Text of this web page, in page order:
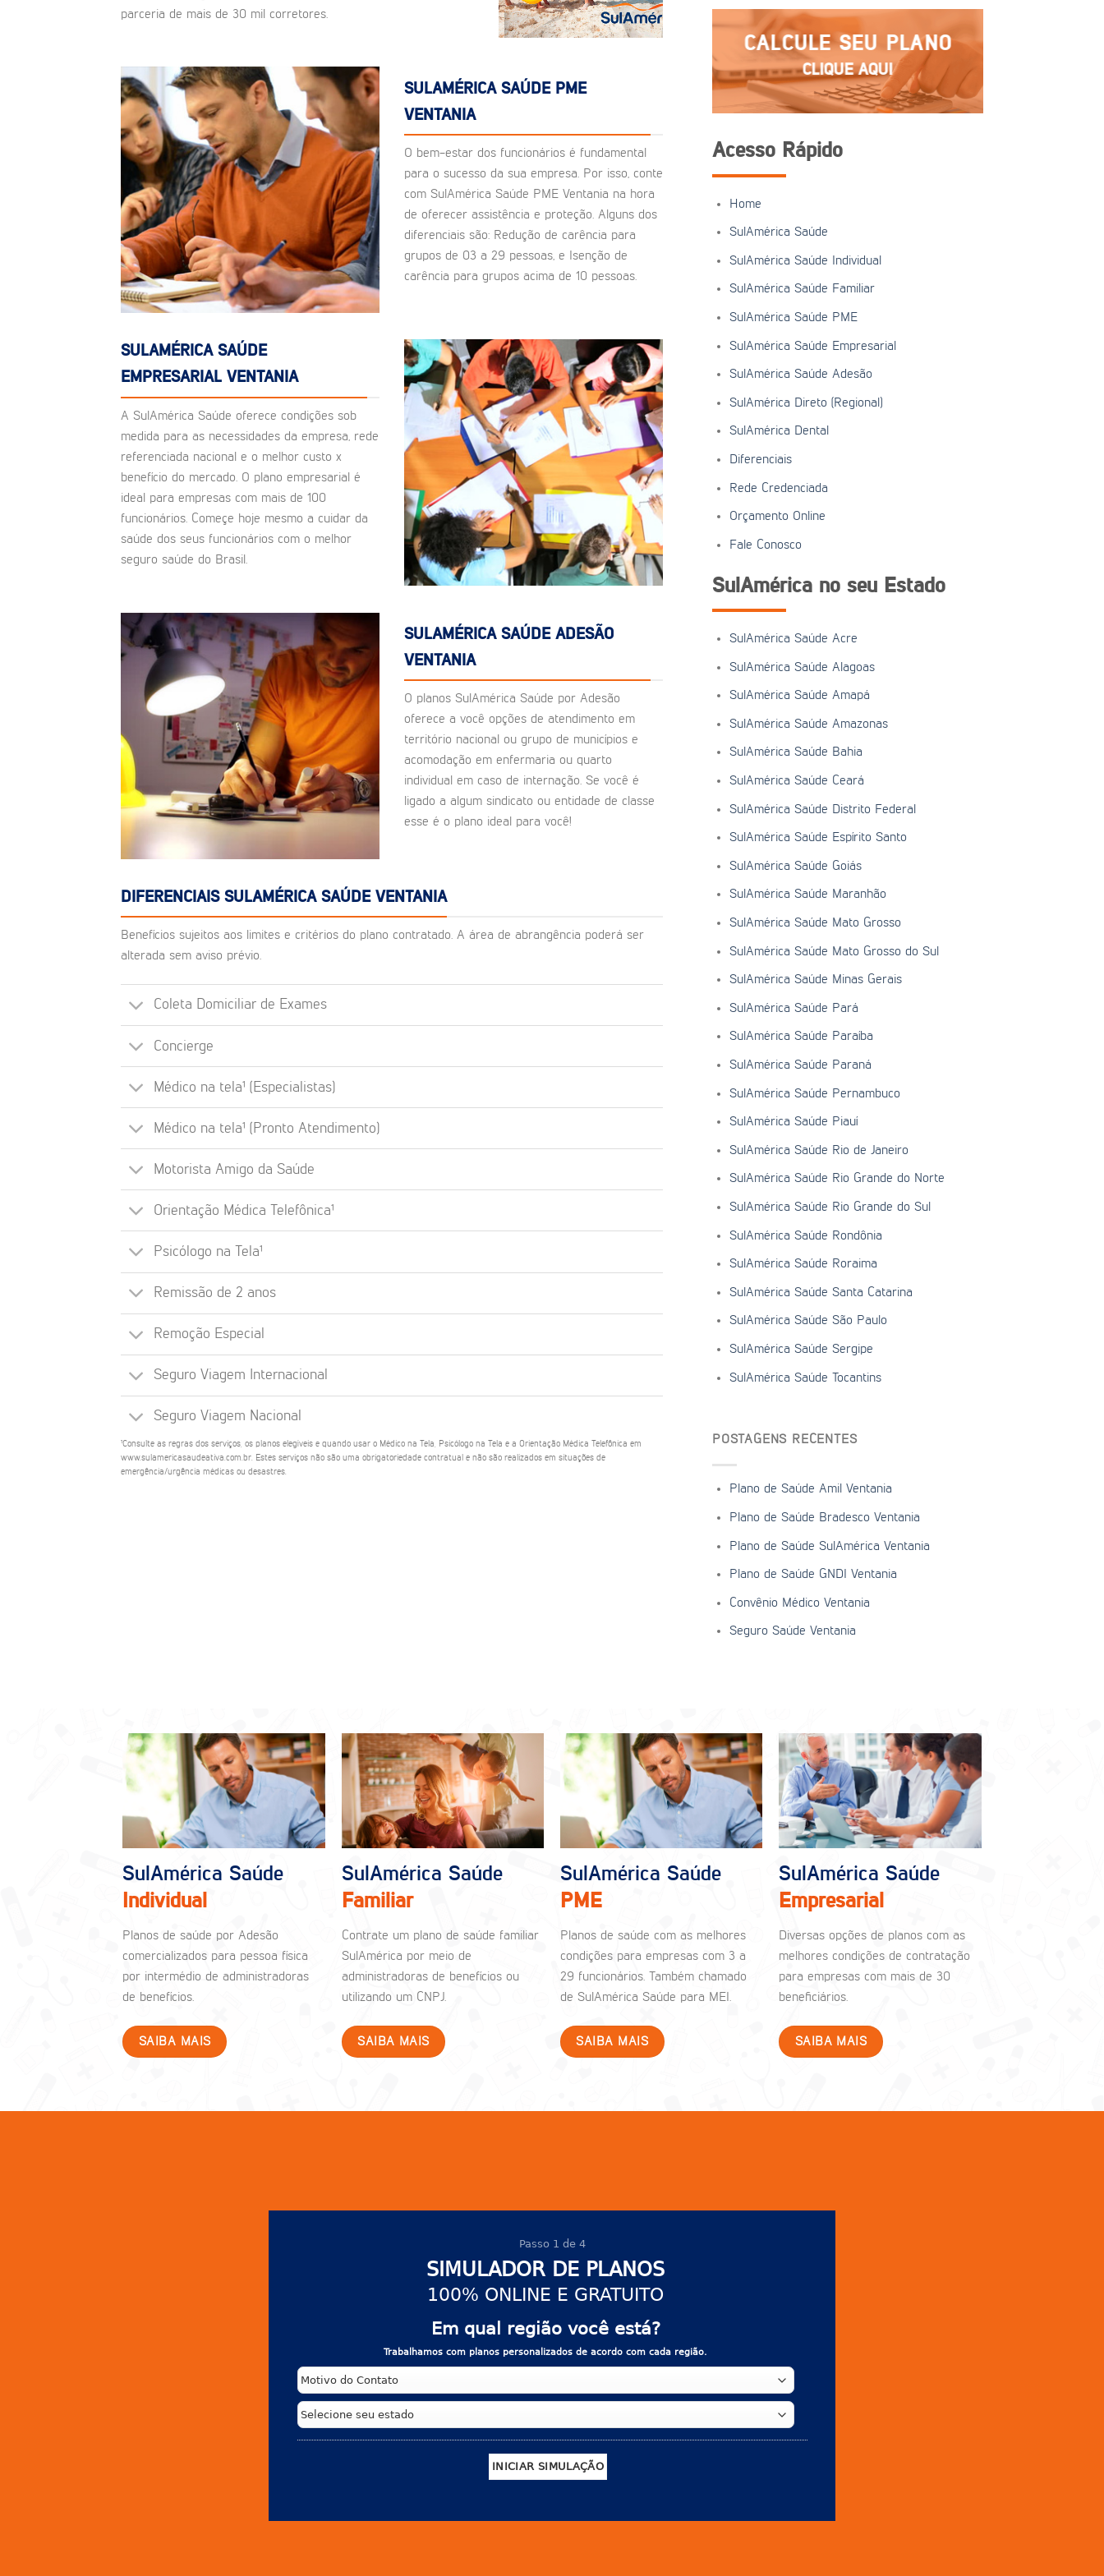
parceria de mais de 30 mil corretores.
SULAMÉRICA SAÚDE PME
VENTANIA
O bem-estar dos funcionários é fundamental
para o sucesso da sua empresa. Por isso, conte
com SulAmérica Saúde PME Ventania na hora
de oferecer assistência e proteção. Alguns dos
diferenciais são: Redução de carência para
grupos de 03 a 29 pessoas, e Isenção de
carência para grupos acima de 10 pessoas.
SULAMÉRICA SAÚDE
EMPRESARIAL VENTANIA
A SulAmérica Saúde oferece condições sob
medida para as necessidades da empresa, rede
referenciada nacional e o melhor custo x
benefício do mercado. O plano empresarial é
ideal para empresas com mais de 100
funcionários. Começe hoje mesmo a cuidar da
saúde dos seus funcionários com o melhor
seguro saúde do Brasil.
SULAMÉRICA SAÚDE ADESÃO
VENTANIA
O planos SulAmérica Saúde por Adesão
oferece a você opções de atendimento em
território nacional ou grupo de municípios e
acomodação em enfermaria ou quarto
individual em caso de internação. Se você é
ligado a algum sindicato ou entidade de classe
esse é o plano ideal para você!
DIFERENCIAIS SULAMÉRICA SAÚDE VENTANIA
Benefícios sujeitos aos limites e critérios do plano contratado. A área de abrangência poderá ser
alterada sem aviso prévio.
Coleta Domiciliar de Exames
Concierge
Médico na tela¹ (Especialistas)
Médico na tela¹ (Pronto Atendimento)
Motorista Amigo da Saúde
Orientação Médica Telefônica¹
Psicólogo na Tela¹
Remissão de 2 anos
Remoção Especial
Seguro Viagem Internacional
Seguro Viagem Nacional
¹Consulte as regras dos serviços, os planos elegíveis e quando usar o Médico na Tela, Psicólogo na Tela e a Orientação Médica Telefônica em
www.sulamericasaudeativa.com.br. Estes serviços não são uma obrigatoriedade contratual e não são realizados em situações de
emergência/urgência médicas ou desastres.
CALCULE SEU PLANO
CLIQUE AQUI
Acesso Rápido
Home
SulAmérica Saúde
SulAmérica Saúde Individual
SulAmérica Saúde Familiar
SulAmérica Saúde PME
SulAmérica Saúde Empresarial
SulAmérica Saúde Adesão
SulAmérica Direto (Regional)
SulAmérica Dental
Diferenciais
Rede Credenciada
Orçamento Online
Fale Conosco
SulAmérica no seu Estado
SulAmérica Saúde Acre
SulAmérica Saúde Alagoas
SulAmérica Saúde Amapá
SulAmérica Saúde Amazonas
SulAmérica Saúde Bahia
SulAmérica Saúde Ceará
SulAmérica Saúde Distrito Federal
SulAmérica Saúde Espírito Santo
SulAmérica Saúde Goiás
SulAmérica Saúde Maranhão
SulAmérica Saúde Mato Grosso
SulAmérica Saúde Mato Grosso do Sul
SulAmérica Saúde Minas Gerais
SulAmérica Saúde Pará
SulAmérica Saúde Paraíba
SulAmérica Saúde Paraná
SulAmérica Saúde Pernambuco
SulAmérica Saúde Piauí
SulAmérica Saúde Rio de Janeiro
SulAmérica Saúde Rio Grande do Norte
SulAmérica Saúde Rio Grande do Sul
SulAmérica Saúde Rondônia
SulAmérica Saúde Roraima
SulAmérica Saúde Santa Catarina
SulAmérica Saúde São Paulo
SulAmérica Saúde Sergipe
SulAmérica Saúde Tocantins
POSTAGENS RECENTES
Plano de Saúde Amil Ventania
Plano de Saúde Bradesco Ventania
Plano de Saúde SulAmérica Ventania
Plano de Saúde GNDI Ventania
Convênio Médico Ventania
Seguro Saúde Ventania
SulAmérica Saúde
Individual
Planos de saúde por Adesão
comercializados para pessoa física
por intermédio de administradoras
de benefícios.
SAIBA MAIS
SulAmérica Saúde
Familiar
Contrate um plano de saúde familiar
SulAmérica por meio de
administradoras de benefícios ou
utilizando um CNPJ.
SAIBA MAIS
SulAmérica Saúde
PME
Planos de saúde com as melhores
condições para empresas com 3 a
29 funcionários. Também chamado
de SulAmérica Saúde para MEI.
SAIBA MAIS
SulAmérica Saúde
Empresarial
Diversas opções de planos com as
melhores condições de contratação
para empresas com mais de 30
beneficiários.
SAIBA MAIS